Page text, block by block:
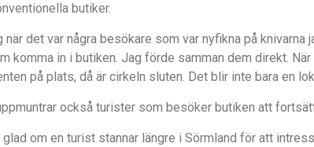
butiker.
när det var några besökare som var nyfikna på knivarna
komma in i butiken. Jag förde samman dem direkt.
på plats, då är cirkeln sluten. Det blir inte bara en
också turister som besöker butiken att
glad om en turist stannar längre i Sörmland för att